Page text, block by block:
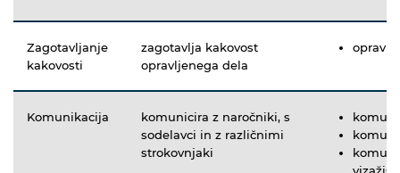
Zagotavljanje
kakovosti
zagotavlja kakovost
opravljenega dela
Komunikacija
komunicira z naročniki, s
sodelavci in z različnimi
strokovnjaki